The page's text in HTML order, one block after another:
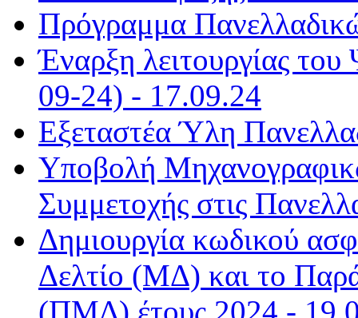
Πρόγραμμα
Έναρξη λειτουργίας
09-24) - 17.09.24
Εξεταστέα Ύλη
Υποβολή
Συμμετοχής στις
Δημιουργία κωδικού
Δελτίο (ΜΔ) και το
(ΠΜΔ) έτους 2024 -